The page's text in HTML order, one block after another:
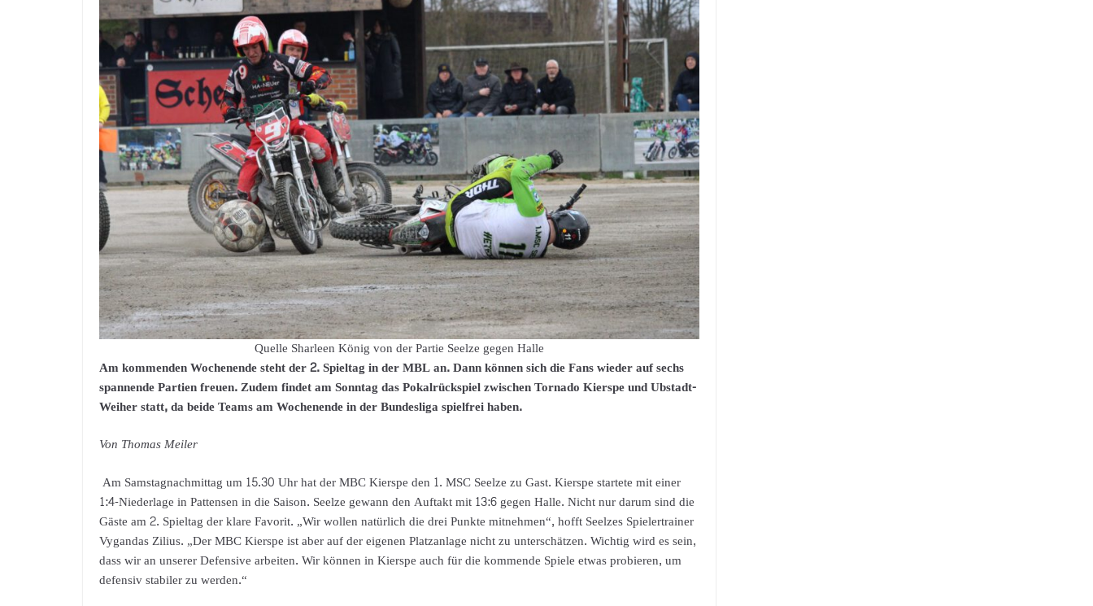
Quelle Sharleen König von der Partie Seelze gegen Halle
Am kommenden Wochenende steht der 2. Spieltag in der MBL an. Dann können sich die Fans wieder auf sechs
spannende Partien freuen. Zudem findet am Sonntag das Pokalrückspiel zwischen Tornado Kierspe und Ubstadt-
Weiher statt, da beide Teams am Wochenende in der Bundesliga spielfrei haben.
Von Thomas Meiler
Am Samstagnachmittag um 15.30 Uhr hat der MBC Kierspe den 1. MSC Seelze zu Gast. Kierspe startete mit einer
1:4-Niederlage in Pattensen in die Saison. Seelze gewann den Auftakt mit 13:6 gegen Halle. Nicht nur darum sind die
Gäste am 2. Spieltag der klare Favorit. „Wir wollen natürlich die drei Punkte mitnehmen“, hofft Seelzes Spielertrainer
Vygandas Zilius. „Der MBC Kierspe ist aber auf der eigenen Platzanlage nicht zu unterschätzen. Wichtig wird es sein,
dass wir an unserer Defensive arbeiten. Wir können in Kierspe auch für die kommende Spiele etwas probieren, um
defensiv stabiler zu werden.“